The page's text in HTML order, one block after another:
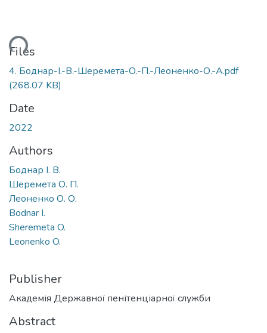
Files
4. Боднар-І.-В.-Шеремета-О.-П.-Леоненко-О.-А.pdf
(268.07 KB)
Date
2022
Authors
Боднар І. В.
Шеремета О. П.
Леоненко О. О.
Bodnar I.
Sheremeta O.
Leonenko O.
Publisher
Академія Державної пенітенціарної служби
Abstract